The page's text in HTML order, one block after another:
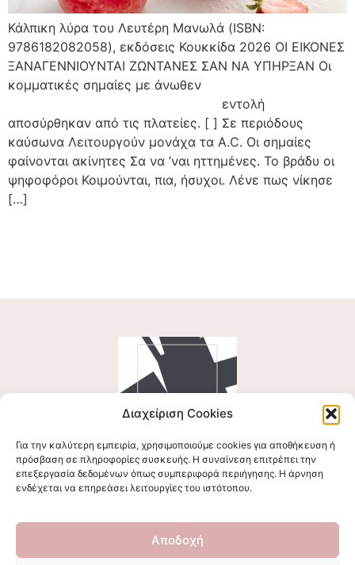
Διαχείριση Cookies
Για την καλύτερη εμπειρία, χρησιμοποιούμε cookies για αποθήκευση ή
πρόσβαση σε πληροφορίες συσκευής. Η συναίνεση επιτρέπει την
επεξεργασία δεδομένων όπως συμπεριφορά περιήγησης. Η άρνηση
ενδέχεται να επηρεάσει λειτουργίες του ιστότοπου.
Αποδοχή
Κάλπικη λύρα του Λευτέρη Μανωλά (ISBN:
9786182082058), εκδόσεις Κουκκίδα 2026 ΟΙ ΕΙΚΟΝΕΣ
ΞΑΝΑΓΕΝΝΙΟΥΝΤΑΙ ΖΩΝΤΑΝΕΣ ΣΑΝ ΝΑ ΥΠΗΡΞΑΝ Οι
κομματικές σημαίες με άνωθεν
εντολή
αποσύρθηκαν από τις πλατείες. [ ] Σε περιόδους
καύσωνα Λειτουργούν μονάχα τα A.C. Οι σημαίες
φαίνονται ακίνητες Σα να ’ναι ηττημένες. Το βράδυ οι
ψηφοφόροι Κοιμούνται, πια, ήσυχοι. Λένε πως νίκησε
[…]
Ακολουθήστε μας
Επικοινωνήστε μαζί μας